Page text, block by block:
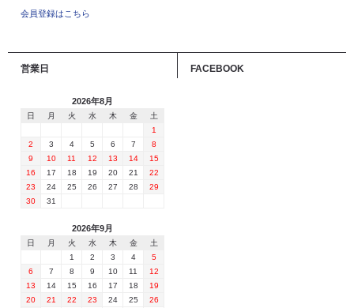
会員登録はこちら
営業日
2026年8月
日 月 火 水 木 金
土
1
2
3 4 5 6 7
8
9
10 11 12 13 14
15
16
17 18 19 20 21
22
23
24 25 26 27 28
29
30
31
2026年9月
日 月 火 水 木 金
土
1
2 3 4
5
6
7 8 9 10 11
12
13
14 15 16 17 18
19
20
21 22 23 24 25
26
FACEBOOK